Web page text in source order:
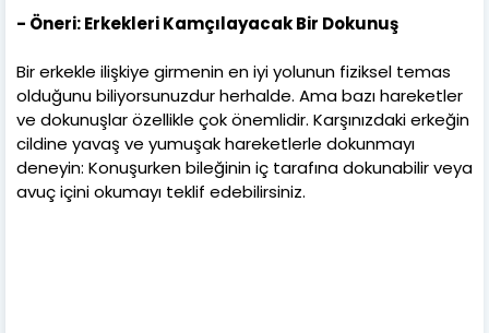
- Öneri: Erkekleri Kamçılayacak Bir Dokunuş
Bir erkekle ilişkiye girmenin en iyi yolunun fiziksel temas
olduğunu biliyorsunuzdur herhalde. Ama bazı hareketler
ve dokunuşlar özellikle çok önemlidir. Karşınızdaki erkeğin
cildine yavaş ve yumuşak hareketlerle dokunmayı
deneyin: Konuşurken bileğinin iç tarafına dokunabilir veya
avuç içini okumayı teklif edebilirsiniz.